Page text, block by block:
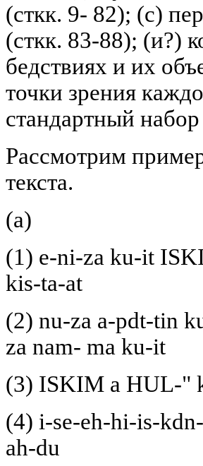
(сткк. 9- 82); (с)
(сткк. 83-88); (и?)
бедствиях и их
точки зрения
стандартный
Рассмотрим
текста.
(а)
(1) e-ni-za ku-it
kis-ta-at
(2) nu-za a-pdt-tin
za nam- ma ku-it
(3) ISKIM a HUL-"
(4) i-se-eh-hi-is-
ah-du